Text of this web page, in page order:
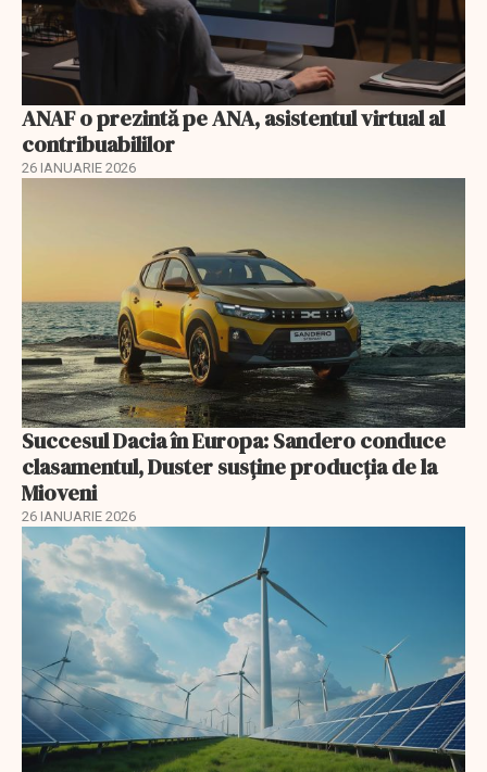
ANAF o prezintă pe ANA, asistentul virtual al
contribuabililor
26 IANUARIE 2026
Succesul Dacia în Europa: Sandero conduce
clasamentul, Duster susține producția de la
Mioveni
26 IANUARIE 2026